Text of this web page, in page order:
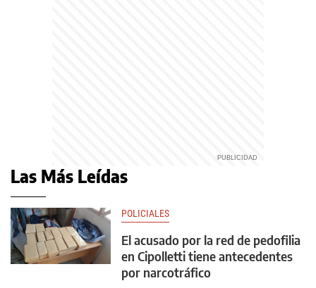
Las Más Leídas
POLICIALES
El acusado por la red de pedofilia
en Cipolletti tiene antecedentes
por narcotráfico